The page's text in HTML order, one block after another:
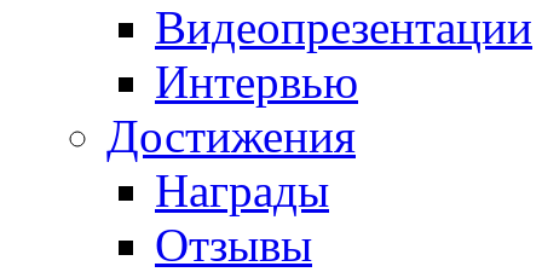
Видеопрезентации
Интервью
Достижения
Награды
Отзывы